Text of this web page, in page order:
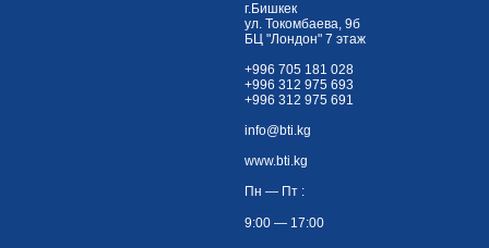
г.Бишкек
ул. Токомбаева, 9б
БЦ "Лондон" 7 этаж
+996 705 181 028
+996 312 975 693
+996 312 975 691
info@bti.kg
www.bti.kg
Пн — Пт :
9:00 — 17:00